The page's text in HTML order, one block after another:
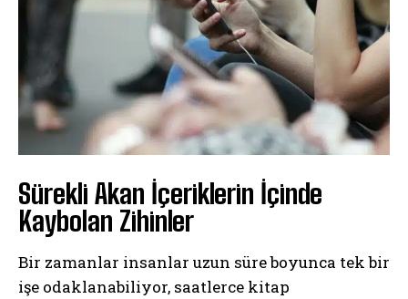
Sürekli Akan İçeriklerin İçinde
Kaybolan Zihinler
Bir zamanlar insanlar uzun süre boyunca tek bir
işe odaklanabiliyor, saatlerce kitap